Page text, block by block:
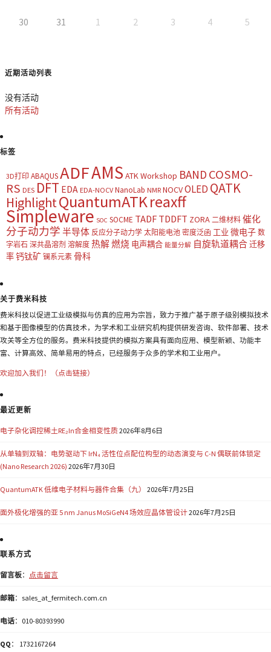
30 31 1 2 3 4 5
近期活动列表
没有活动
所有活动
标签
3D打印 ABAQUSADFAMS ATK Workshop BAND COSMO-
RS DES DFT EDA EDA-NOCV NanoLab NMR NOCVOLED QATK
HighlightQuantumATKreaxff
Simpleware SOC SOCME TADF TDDFT ZORA 二维材料 催化
分子动力学 半导体 反应分子动力学 太阳能电池 密度泛函 工业 微电子 数
字岩石 深共晶溶剂 溶解度 热解燃烧 电声耦合 能量分解 自旋轨道耦合迁移
率钙钛矿 镧系元素 骨科
关于费米科技
费米科技以促进工业级模拟与仿真的应用为宗旨，致力于推广基于原子级别模拟技术
和基于图像模型的仿真技术，为学术和工业研究机构提供研发咨询、软件部署、技术
攻关等全方位的服务。费米科技提供的模拟方案具有面向应用、模型新颖、功能丰
富、计算高效、简单易用的特点，已经服务于众多的学术和工业用户。
欢迎加入我们！（点击链接）
最近更新
电子杂化调控稀土RE₂In合金相变性质2026年8月6日
从单轴到双轴：电势驱动下 IrN₄ 活性位点配位构型的动态演变与 C-N 偶联前体锁定
(Nano Research 2026) 2026年7月30日
QuantumATK 低维电子材料与器件合集（九） 2026年7月25日
面外极化增强的亚 5 nm Janus MoSiGeN4 场效应晶体管设计2026年7月25日
联系方式
留言板： 点击留言
邮箱：sales_at_fermitech.com.cn
电话：010-80393990
QQ ： 1732167264